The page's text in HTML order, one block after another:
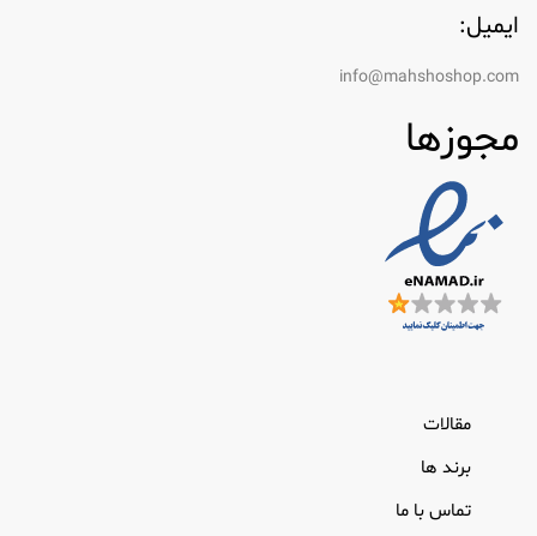
ایمیل:
info@mahshoshop.com
مجوزها
مقالات
برند ها
تماس با ما